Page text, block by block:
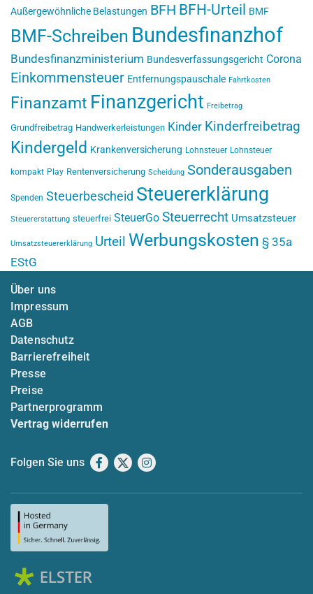
Außergewöhnliche Belastungen BFH BFH-Urteil BMF
BMF-Schreiben Bundesfinanzhof
Bundesfinanzministerium Bundesverfassungsgericht Corona
Einkommensteuer Entfernungspauschale Fahrtkosten
Finanzamt Finanzgericht Freibetrag
Grundfreibetrag Handwerkerleistungen Kinder Kinderfreibetrag
Kindergeld Krankenversicherung Lohnsteuer Lohnsteuer
kompakt Play Rentenversicherung Scheidung Sonderausgaben
Spenden Steuerbescheid Steuererklärung
Steuererstattung steuerfrei SteuerGo Steuerrecht Umsatzsteuer
Umsatzsteuererklärung Urteil Werbungskosten § 35a
EStG
Über uns
Impressum
AGB
Datenschutz
Barrierefreiheit
Presse
Preise
Partnerprogramm
Vertrag widerrufen
Folgen Sie uns Facebook
X Instagram